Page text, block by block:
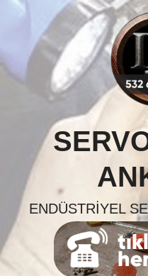
Skip
content
ENDÜSTRIYEL